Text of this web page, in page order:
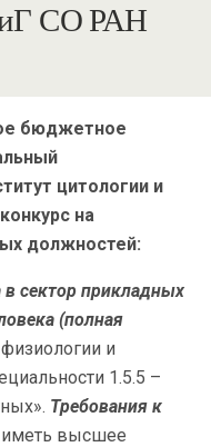
СО РАН
бюджетное
цитологии и
на
должностей:
сектор прикладных
(полная
и
1.5.5 –
Требования к
иметь высшее